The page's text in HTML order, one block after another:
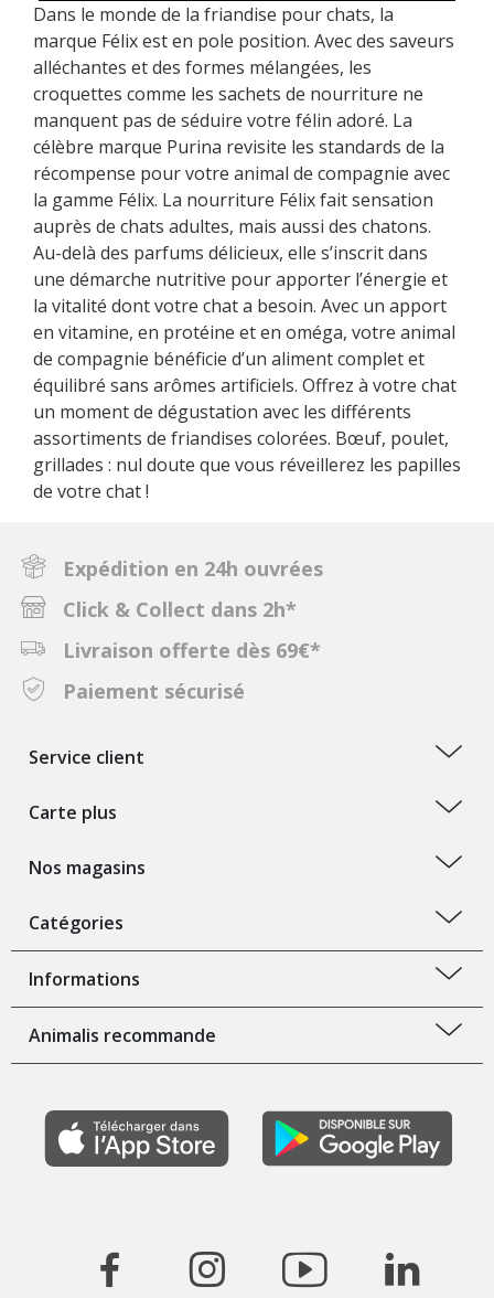
Dans le monde de la friandise pour chats, la
marque Félix est en pole position. Avec des saveurs
alléchantes et des formes mélangées, les
croquettes comme les sachets de nourriture ne
manquent pas de séduire votre félin adoré. La
célèbre marque Purina revisite les standards de la
récompense pour votre animal de compagnie avec
la gamme Félix. La nourriture Félix fait sensation
auprès de chats adultes, mais aussi des chatons.
Au-delà des parfums délicieux, elle s’inscrit dans
une démarche nutritive pour apporter l’énergie et
la vitalité dont votre chat a besoin. Avec un apport
en vitamine, en protéine et en oméga, votre animal
de compagnie bénéficie d’un aliment complet et
équilibré sans arômes artificiels. Offrez à votre chat
un moment de dégustation avec les différents
assortiments de friandises colorées. Bœuf, poulet,
grillades : nul doute que vous réveillerez les papilles
de votre chat !
Expédition en 24h ouvrées
Click & Collect dans 2h*
Livraison offerte dès 69€*
Paiement sécurisé
Service client
Carte plus
Nos magasins
Catégories
Informations
Animalis recommande